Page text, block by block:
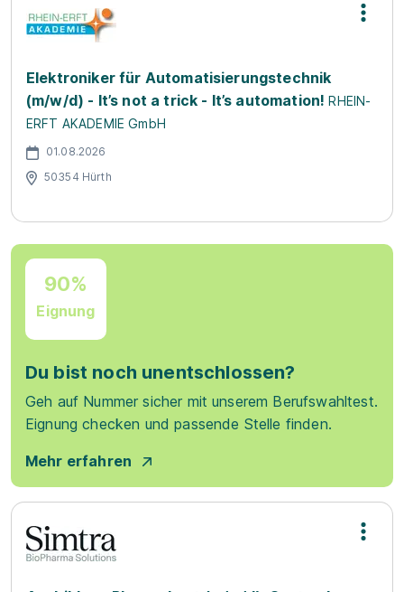
Elektroniker für Automatisierungstechnik
(m/w/d) - It’s not a trick - It’s automation! RHEIN-
ERFT AKADEMIE GmbH
01.08.2026
50354 Hürth
90%
Eignung
Du bist noch unentschlossen?
Geh auf Nummer sicher mit unserem Berufswahltest.
Eignung checken und passende Stelle finden.
Mehr erfahren